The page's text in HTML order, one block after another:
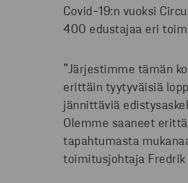
Covid-19:n vuoksi
400 edustajaa eri
”Järjestimme tämän
erittäin tyytyväisiä
jännittäviä
Olemme saaneet
tapahtumasta
toimitusjohtaja Fredrik